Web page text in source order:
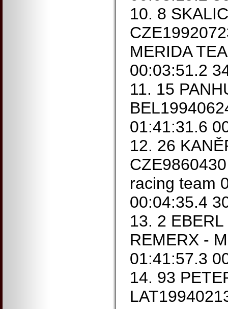
10. 8
MERIDA
00:03:51.2
11. 15
01:41:31.6
12. 26
racing team
00:04:35.4
13. 2
REMERX -
01:41:57.3
14. 93